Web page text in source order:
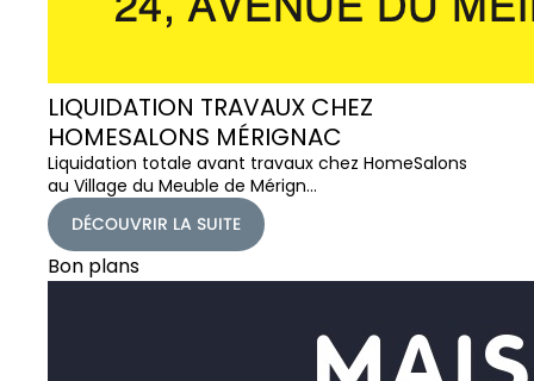
LIQUIDATION TRAVAUX CHEZ
HOMESALONS MÉRIGNAC
Liquidation totale avant travaux chez HomeSalons
au Village du Meuble de Mérign…
DÉCOUVRIR LA SUITE
Bon plans